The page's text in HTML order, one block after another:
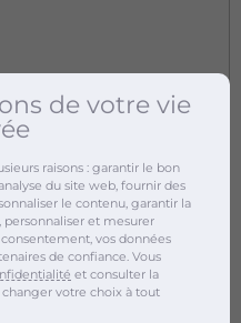
de votre vie
raisons : garantir le bon
du site web, fournir des
le contenu, garantir la
et mesurer
vos données
de confiance. Vous
et consulter la
changer votre choix à tout